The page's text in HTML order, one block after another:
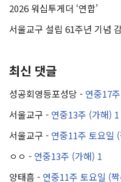
2026 워십투게더 ‘연합’
서울교구 설립 61주년 기념
최신 댓글
성공회영등포성당 - 연중17
서울교구 - 연중13주 (가해) 1
서울교구 - 연중11주 토요일
ㅇㅇ - 연중13주 (가해) 1
양태흠 - 연중11주 토요일 (